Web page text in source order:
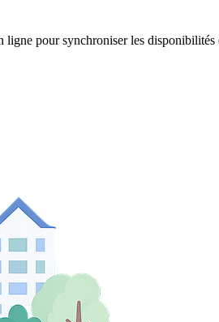
pour synchroniser les